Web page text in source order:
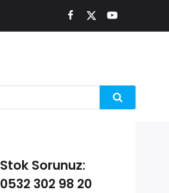
Stok Sorunuz:
0532 302 98 20